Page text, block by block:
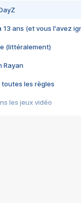
13 ans (et vous l'avez
(littéralement)
Rayan
toutes les règles
les jeux vidéo